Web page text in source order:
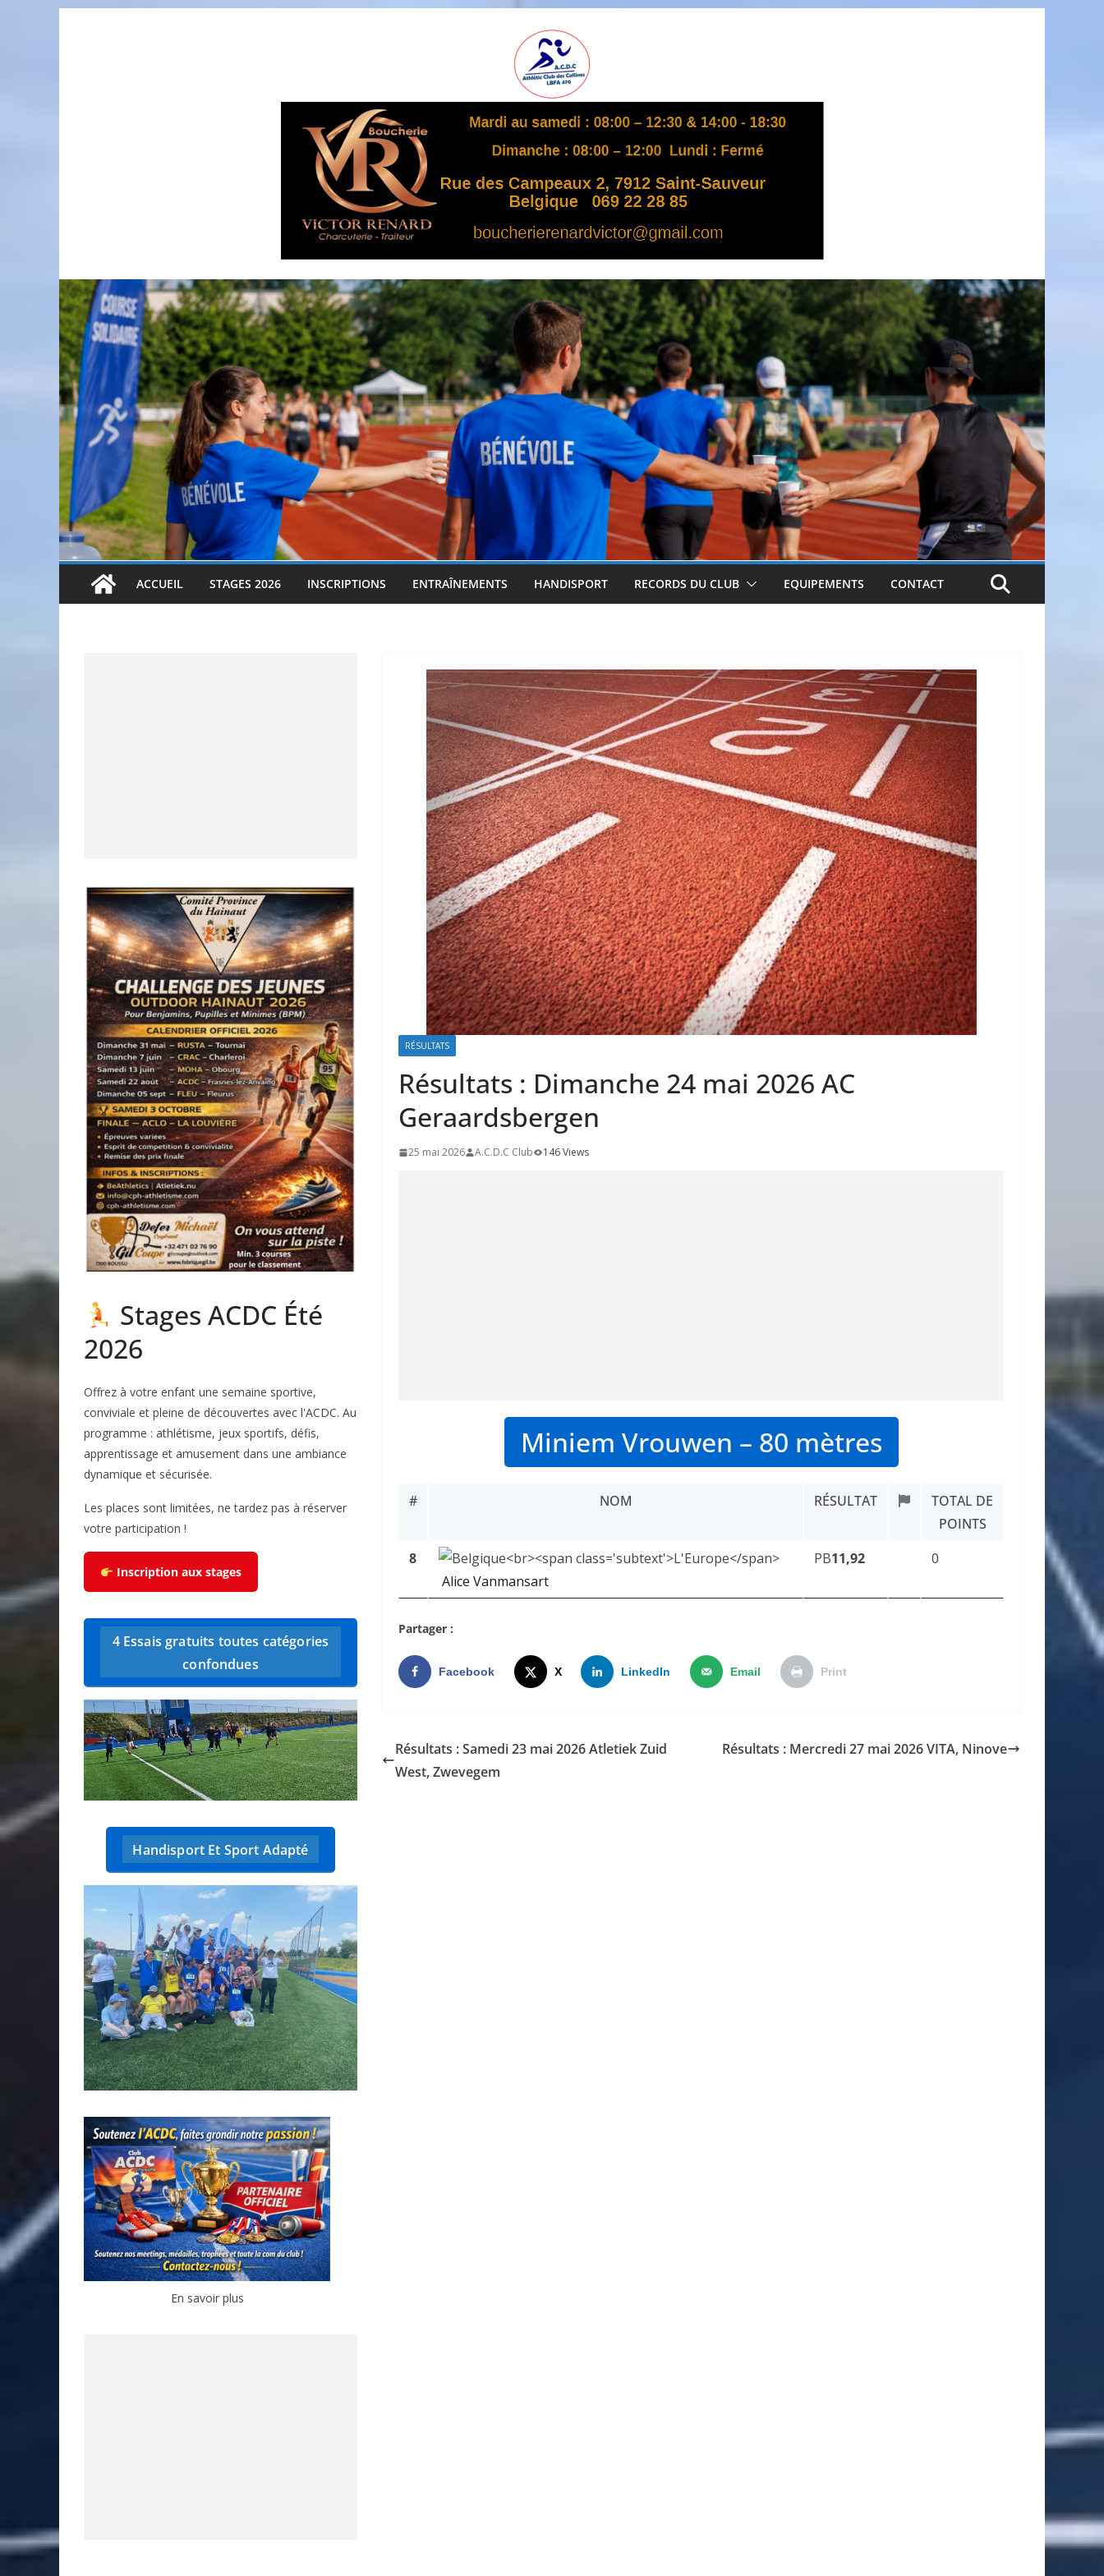
A
S
B
L
L
F
A
4
7
0
ACCUEIL STAGES 2026 INSCRIPTIONS ENTRAÎNEMENTS HANDISPORT RECORDS DU CLUB EQUIPEMENTS CONTACT
RÉSULTATS
Résultats : Dimanche 24 mai 2026 AC
Geraardsbergen
25 mai 2026 A.C.D.C Club 146 Views
Miniem Vrouwen – 80 mètres
# NOM RÉSULTAT
TOTAL DE
POINTS
8
Alice Vanmansart
PB11,92 0
Partager :
Facebook X LinkedIn Email Print
Résultats : Samedi 23 mai 2026 Atletiek Zuid
West, Zwevegem
Résultats : Mercredi 27 mai 2026 VITA, Ninove
Stages ACDC Été
2026
Offrez à votre enfant une semaine sportive,
conviviale et pleine de découvertes avec l'ACDC. Au
programme : athlétisme, jeux sportifs, défis,
apprentissage et amusement dans une ambiance
dynamique et sécurisée.
Les places sont limitées, ne tardez pas à réserver
votre participation !
Inscription aux stages
4 Essais gratuits toutes catégories
confondues
Handisport Et Sport Adapté
En savoir plus